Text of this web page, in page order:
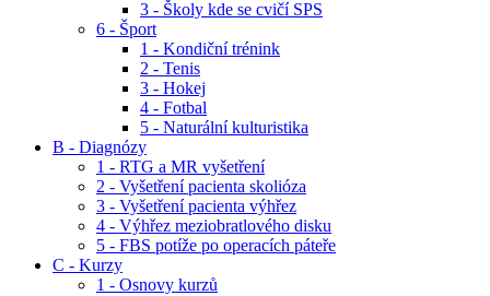
3 - Školy kde se cvičí SPS
6 - Šport
1 - Kondiční trénink
2 - Tenis
3 - Hokej
4 - Fotbal
5 - Naturální kulturistika
B - Diagnózy
1 - RTG a MR vyšetření
2 - Vyšetření pacienta skolióza
3 - Vyšetření pacienta výhřez
4 - Výhřez meziobratlového disku
5 - FBS potíže po operacích páteře
C - Kurzy
1 - Osnovy kurzů